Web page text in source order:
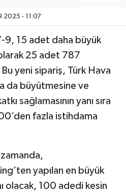
- 11:07
15 adet daha büyük
25 adet 787
Bu yeni sipariş, Türk Hava
da büyütmesine ve
sağlamasının yanı sıra
fazla istihdama
zamanda,
yapılan en büyük
olacak, 100 adedi kesin